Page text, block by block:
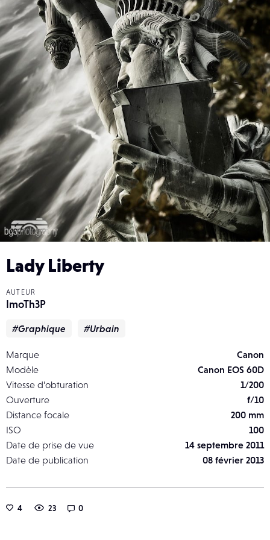
Lady Liberty
AUTEUR
ImoTh3P
#Graphique #Urbain
Marque
Canon
Modèle
Canon EOS 60D
Vitesse d’obturation
1/200
Ouverture
f/10
Distance focale
200 mm
ISO
100
Date de prise de vue
14 septembre 2011
Date de publication
08 février 2013
4 23 0